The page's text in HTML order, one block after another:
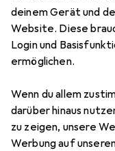
deinem Gerät und
Website. Diese
Login und
ermöglichen.
Wenn du allem
darüber hinaus
zu zeigen, unsere
Werbung auf
Produkte Forum